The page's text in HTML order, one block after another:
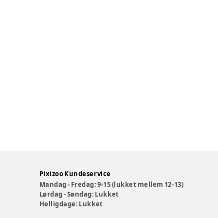
Pixizoo Kundeservice
Mandag - Fredag: 9-15 (lukket mellem 12-13)
Lørdag - Søndag: Lukket
Helligdage: Lukket